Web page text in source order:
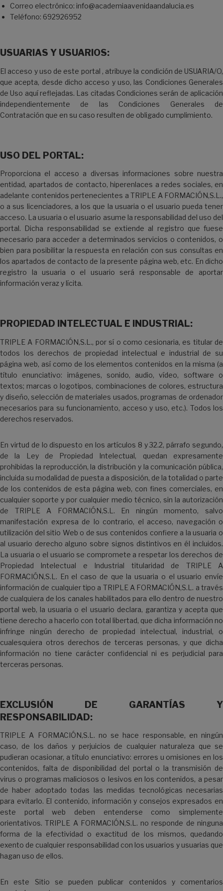
Correo electrónico: info@academiaavenidaandalucia.es
Teléfono: 692926952
USUARIAS Y USUARIOS:
El acceso y uso de este portal , atribuye la condición de USUARIA/O,
que acepta, desde dicho acceso y uso, las Condiciones Generales
de Uso aquí reflejadas. Las citadas Condiciones serán de aplicación
independientemente de las Condiciones Generales de
Contratación que en su caso resulten de obligado cumplimiento.
USO DEL PORTAL:
Proporciona el acceso a diversas informaciones sobre nuestra
entidad, apartados de contacto, hiperenlaces a redes sociales, en
adelante contenidos pertenecientes a TRIPLE A FORMACIÓN,S.L.,
o a sus licenciadores, a los que la usuaria o el usuario pueda tener
acceso. La usuaria o el usuario asume la responsabilidad del uso del
portal. Dicha responsabilidad se extiende al registro que fuese
necesario para acceder a determinados servicios o contenidos, o
bien para posibilitar la respuesta en relación con sus consultas en
los apartados de contacto de la presente página web, etc. En dicho
registro la usuaria o el usuario será responsable de aportar
información veraz y lícita.
PROPIEDAD INTELECTUAL E INDUSTRIAL:
TRIPLE A FORMACIÓN,S.L., por sí o como cesionaria, es titular de
todos los derechos de propiedad intelectual e industrial de su
página web, así como de los elementos contenidos en la misma (a
título enunciativo: imágenes, sonido, audio, vídeo, software o
textos; marcas o logotipos, combinaciones de colores, estructura
y diseño, selección de materiales usados, programas de ordenador
necesarios para su funcionamiento, acceso y uso, etc.). Todos los
derechos reservados.
En virtud de lo dispuesto en los artículos 8 y 32.2, párrafo segundo,
de la Ley de Propiedad Intelectual, quedan expresamente
prohibidas la reproducción, la distribución y la comunicación pública,
incluida su modalidad de puesta a disposición, de la totalidad o parte
de los contenidos de esta página web, con fines comerciales, en
cualquier soporte y por cualquier medio técnico, sin la autorización
de TRIPLE A FORMACIÓN,S.L. En ningún momento, salvo
manifestación expresa de lo contrario, el acceso, navegación o
utilización del sitio Web o de sus contenidos confiere a la usuaria o
al usuario derecho alguno sobre signos distintivos en él incluidos.
La usuaria o el usuario se compromete a respetar los derechos de
Propiedad Intelectual e Industrial titularidad de TRIPLE A
FORMACIÓN,S.L. En el caso de que la usuaria o el usuario envíe
información de cualquier tipo a TRIPLE A FORMACIÓN,S.L. a través
de cualquiera de los canales habilitados para ello dentro de nuestro
portal web, la usuaria o el usuario declara, garantiza y acepta que
tiene derecho a hacerlo con total libertad, que dicha información no
infringe ningún derecho de propiedad intelectual, industrial, o
cualesquiera otros derechos de terceras personas, y que dicha
información no tiene carácter confidencial ni es perjudicial para
terceras personas.
EXCLUSIÓN DE GARANTÍAS Y
RESPONSABILIDAD:
TRIPLE A FORMACIÓN,S.L. no se hace responsable, en ningún
caso, de los daños y perjuicios de cualquier naturaleza que se
pudieran ocasionar, a título enunciativo: errores u omisiones en los
contenidos, falta de disponibilidad del portal o la transmisión de
virus o programas maliciosos o lesivos en los contenidos, a pesar
de haber adoptado todas las medidas tecnológicas necesarias
para evitarlo. El contenido, información y consejos expresados en
este portal web deben entenderse como simplemente
orientativos. TRIPLE A FORMACIÓN,S.L. no responde de ninguna
forma de la efectividad o exactitud de los mismos, quedando
exento de cualquier responsabilidad con los usuarios y usuarias que
hagan uso de ellos.
En este Sitio se pueden publicar contenidos y comentarios